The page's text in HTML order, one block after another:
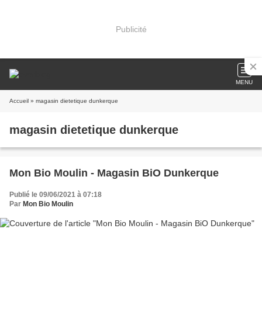
Publicité
MENU
Accueil » magasin dietetique dunkerque
magasin dietetique dunkerque
Mon Bio Moulin - Magasin BiO Dunkerque
Publié le 09/06/2021 à 07:18
Par Mon Bio Moulin